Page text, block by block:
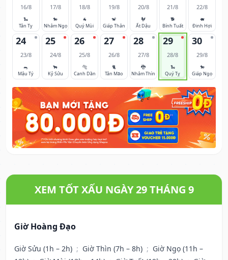
16/8
🐍
Tân Tỵ
17/8
🐎
Nhâm Ngọ
18/8
🐐
Quý Mùi
19/8
🐒
Giáp Thân
20/8
🐓
Ất Dậu
21/8
🐕
Bính Tuất
22/8
🐖
Đinh Hợi
24
23/8
🐀
Mậu Tý
25
24/8
🐂
Kỷ Sửu
26
25/8
🐅
Canh Dần
27
26/8
🐈
Tân Mão
28
27/8
🐉
Nhâm Thìn
29
28/8
🐍
Quý Tỵ
30
29/8
🐎
Giáp Ngọ
XEM TỐT XẤU NGÀY 29 THÁNG 9
Giờ Hoàng Đạo
Giờ Sửu (1h – 2h) ; Giờ Thìn (7h – 8h) ; Giờ Ngọ (11h –